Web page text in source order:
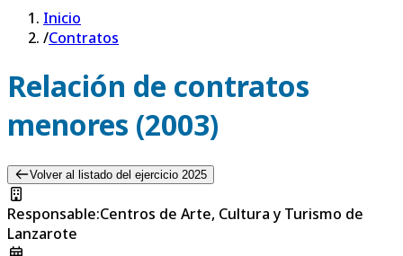
Inicio
/Contratos
Relación de contratos
menores (2003)
Volver al listado del ejercicio 2025
Responsable:Centros de Arte, Cultura y Turismo de
Lanzarote